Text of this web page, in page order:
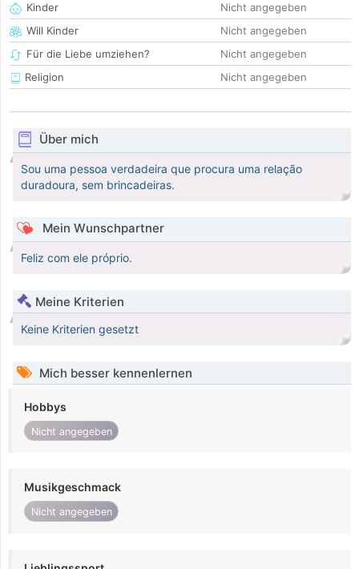
Kinder
Nicht angegeben
Will Kinder
Nicht angegeben
Für die Liebe umziehen?
Nicht angegeben
Religion
Nicht angegeben
Über mich
Sou uma pessoa verdadeira que procura uma relação
duradoura, sem brincadeiras.
Mein Wunschpartner
Feliz com ele próprio.
Meine Kriterien
Keine Kriterien gesetzt
Mich besser kennenlernen
Hobbys
Nicht angegeben
Musikgeschmack
Nicht angegeben